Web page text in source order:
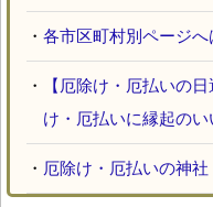
・ 各市区町村別ページへ
・
【厄除け・厄払いの
け・厄払いに縁起の
・ 厄除け・厄払いの神